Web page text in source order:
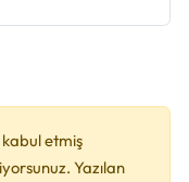
kabul etmiş
Yazılan